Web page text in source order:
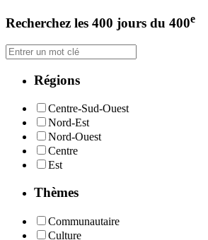
Recherchez les 400 jours du 400e
Régions
Centre-Sud-Ouest
Nord-Est
Nord-Ouest
Centre
Est
Thèmes
Communautaire
Culture